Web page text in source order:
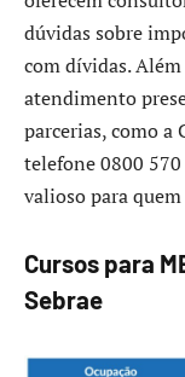
dúvidas sobre
com dívidas.
atendimento
parcerias, como a
telefone 0800
valioso para
Cursos para
Sebrae